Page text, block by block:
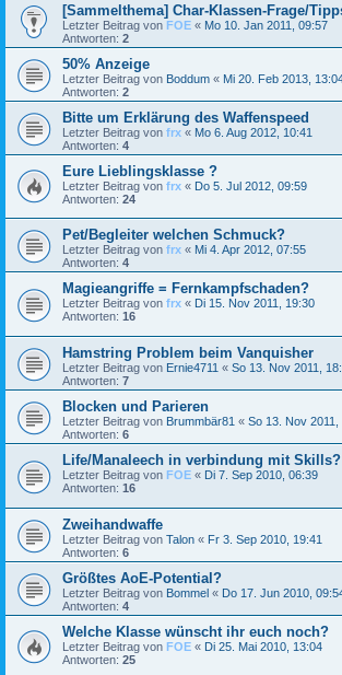
[Sammelthema] Char-Klassen-Frage/
Letzter Beitrag von FOE « Mo 10. Jan 2011, 09:57
Antworten: 2
50% Anzeige
Letzter Beitrag von Boddum « Mi 20. Feb 2013,
Antworten: 2
Bitte um Erklärung des Waffenspeed
Letzter Beitrag von frx « Mo 6. Aug 2012, 10:41
Antworten: 4
Eure Lieblingsklasse ?
Letzter Beitrag von frx « Do 5. Jul 2012, 09:59
Antworten: 24
Pet/Begleiter welchen Schmuck?
Letzter Beitrag von frx « Mi 4. Apr 2012, 07:55
Antworten: 4
Magieangriffe = Fernkampfschaden?
Letzter Beitrag von frx « Di 15. Nov 2011, 19:30
Antworten: 16
Hamstring Problem beim Vanquisher
Letzter Beitrag von Ernie4711 « So 13. Nov 2011,
Antworten: 7
Blocken und Parieren
Letzter Beitrag von Brummbär81 « So 13. Nov 2011,
Antworten: 6
Life/Manaleech in verbindung mit Skills?
Letzter Beitrag von FOE « Di 7. Sep 2010, 06:39
Antworten: 16
Zweihandwaffe
Letzter Beitrag von Talon « Fr 3. Sep 2010, 19:41
Antworten: 6
Größtes AoE-Potential?
Letzter Beitrag von Bommel « Do 17. Jun 2010,
Antworten: 4
Welche Klasse wünscht ihr euch noch?
Letzter Beitrag von FOE « Di 25. Mai 2010, 13:04
Antworten: 25